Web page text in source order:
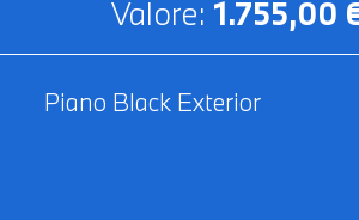
Valore: 1.755,00
Piano Black Exterior